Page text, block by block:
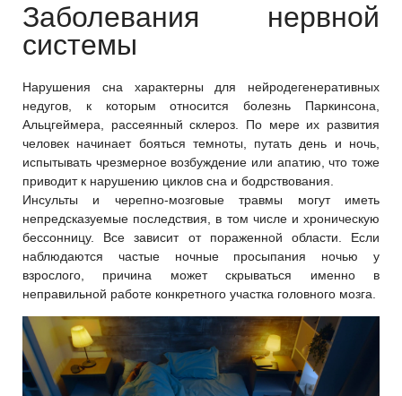
Заболевания нервной
системы
Нарушения сна характерны для нейродегенеративных
недугов, к которым относится болезнь Паркинсона,
Альцгеймера, рассеянный склероз. По мере их развития
человек начинает бояться темноты, путать день и ночь,
испытывать чрезмерное возбуждение или апатию, что тоже
приводит к нарушению циклов сна и бодрствования.
Инсульты и черепно-мозговые травмы могут иметь
непредсказуемые последствия, в том числе и хроническую
бессонницу. Все зависит от пораженной области. Если
наблюдаются частые ночные просыпания ночью у
взрослого, причина может скрываться именно в
неправильной работе конкретного участка головного мозга.